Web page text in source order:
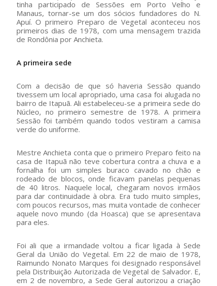
tinha participado de Sessões em Porto Velho e
Manaus, tornar-se um dos sócios fundadores do N.
Apuí. O primeiro Preparo de Vegetal aconteceu nos
primeiros dias de 1978, com uma mensagem trazida
de Rondônia por Anchieta.
A primeira sede
Com a decisão de que só haveria Sessão quando
tivessem um local apropriado, uma casa foi alugada no
bairro de Itapuã. Ali estabeleceu-se a primeira sede do
Núcleo, no primeiro semestre de 1978. A primeira
Sessão foi também quando todos vestiram a camisa
verde do uniforme.
Mestre Anchieta conta que o primeiro Preparo feito na
casa de Itapuã não teve cobertura contra a chuva e a
fornalha foi um simples buraco cavado no chão e
rodeado de blocos, onde ficavam panelas pequenas
de 40 litros. Naquele local, chegaram novos irmãos
para dar continuidade à obra. Era tudo muito simples,
com poucos recursos, mas muita vontade de conhecer
aquele novo mundo (da Hoasca) que se apresentava
para eles.
Foi ali que a irmandade voltou a ficar ligada à Sede
Geral da União do Vegetal. Em 22 de maio de 1978,
Raimundo Nonato Marques foi designado responsável
pela Distribuição Autorizada de Vegetal de Salvador. E,
em 2 de novembro, a Sede Geral autorizou a criação